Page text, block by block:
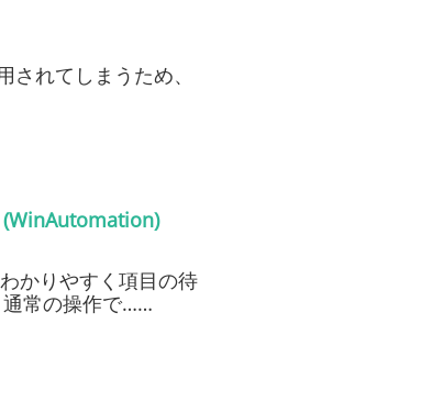
れてしまうため、
(WinAutomation)
かりやすく項目の待
通常の操作で……